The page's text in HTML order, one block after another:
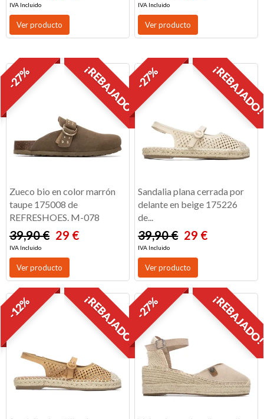
IVA Incluido
Ver producto
IVA Incluido
Ver producto
¡REBAJADO!
-27%
Zueco bio en color marrón
taupe 175008 de
REFRESHOES. M-078
39,90 € 29 €
IVA Incluido
Ver producto
-27%
Sandalia plana cerrada por
delante en beige 175226
de...
39,90 € 29 €
IVA Incluido
Ver producto
¡REBAJADO!
-12% -27%